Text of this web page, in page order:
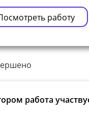
работу
работа